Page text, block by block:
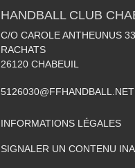
HANDBALL CLUB
C/O CAROLE ANTHEUNUS
RACHATS
26120 CHABEUIL
5126030@FFHANDBALL.NET
INFORMATIONS LÉGALES
SIGNALER UN CONTENU